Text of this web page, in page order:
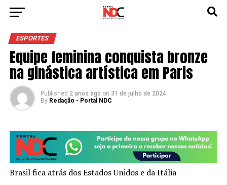
ESPORTES
Equipe feminina conquista bronze
na ginástica artística em Paris
Published 2 anos ago on 31 de julho de 2024
By Redação - Portal NDC
Brasil fica atrás dos Estados Unidos e da Itália